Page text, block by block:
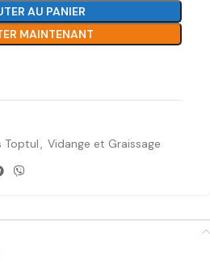
AU PANIER
MAINTENANT
Toptul, Vidange et Graissage